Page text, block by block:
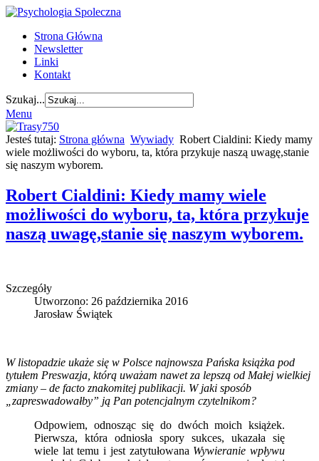
Strona Główna
Newsletter
Linki
Kontakt
Szukaj...
Menu
Jesteś tutaj: Strona główna Wywiady Robert Cialdini: Kiedy mamy
wiele możliwości do wyboru, ta, która przykuje naszą uwagę,stanie
się naszym wyborem.
Robert Cialdini: Kiedy mamy wiele
możliwości do wyboru, ta, która przykuje
naszą uwagę,stanie się naszym wyborem.
Szczegóły
Utworzono: 26 października 2016
Jarosław Świątek
W listopadzie ukaże się w Polsce najnowsza Pańska książka pod
tytułem Preswazja, którą uważam nawet za lepszą od Małej wielkiej
zmiany – de facto znakomitej publikacji. W jaki sposób
„zapreswadowałby” ją Pan potencjalnym czytelnikom?
Odpowiem, odnosząc się do dwóch moich książek.
Pierwsza, która odniosła spory sukces, ukazała się
wiele lat temu i jest zatytułowana Wywieranie wpływu